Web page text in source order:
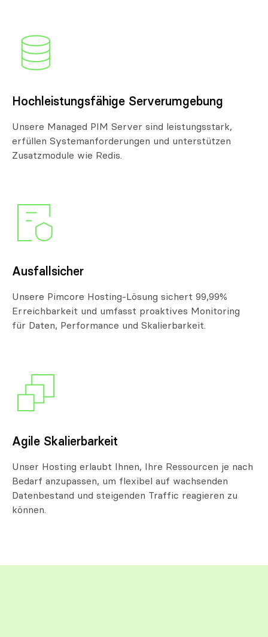
Hochleis­tungs­fähige Serverumgebung
Unsere Managed PIM Server sind leistungsstark,
erfüllen Systemanforderungen und unterstützen
Zusatzmodule wie Redis.
Ausfallsicher
Unsere Pimcore Hosting-Lösung sichert 99,99%
Erreichbarkeit und umfasst proaktives Monitoring
für Daten, Performance und Skalierbarkeit.
Agile Skalierbarkeit
Unser Hosting erlaubt Ihnen, Ihre Ressourcen je nach
Bedarf anzupassen, um flexibel auf wachsenden
Datenbestand und steigenden Traffic reagieren zu
können.